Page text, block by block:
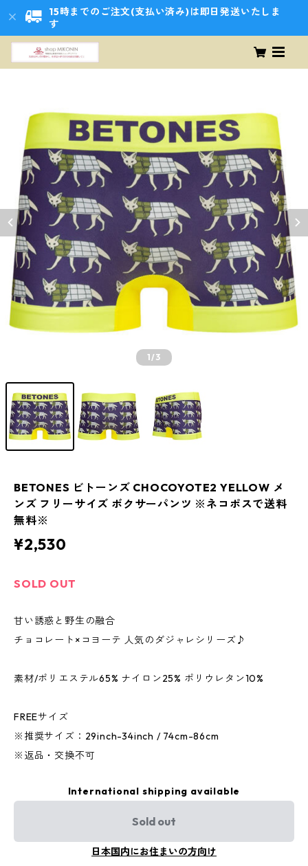
15時までのご注文(支払い済み)は即日発送いたしま
す
1/3
BETONES ビトーンズ CHOCOYOTE2 YELLOW メ
ンズ フリーサイズ ボクサーパンツ ※ネコポスで送料
無料※
¥2,530
SOLD OUT
甘い誘惑と野生の融合
チョコレート×コヨーテ 人気のダジャレシリーズ♪
素材/ポリエステル65% ナイロン25% ポリウレタン10%
FREEサイズ
※推奨サイズ：29inch-34inch / 74cm-86cm
※返品・交換不可
International shipping available
Sold out
日本国内にお住まいの方向け